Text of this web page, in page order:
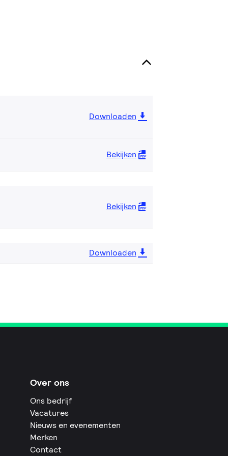
Downloaden
Bekijken
Bekijken
Downloaden
Over ons
Ons bedrijf
Vacatures
Nieuws en evenementen
Merken
Contact